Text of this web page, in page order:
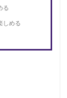
る
しめる